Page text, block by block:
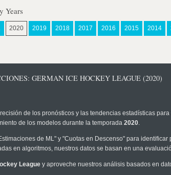
Years
2020 2019 2018 2017 2016 2015 2014
GERMAN ICE HOCKEY LEAGUE (2020)
de los pronósticos y las tendencias estadísticas para
de los modelos durante la temporada 2020.
de ML" y "Cuotas en Descenso" para identificar
en algoritmos, nuestros datos se basan en una
League y aproveche nuestros análisis basados en